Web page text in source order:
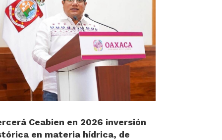
Ceabien en 2026 inversión
en materia hídrica, de